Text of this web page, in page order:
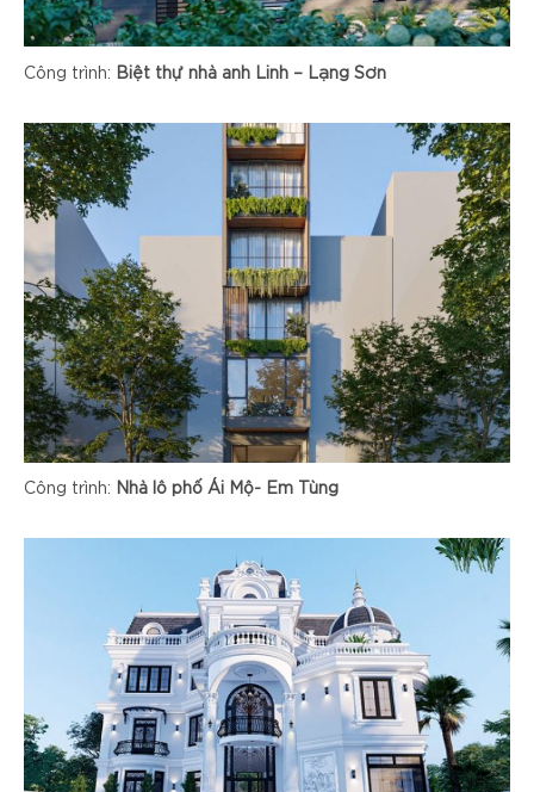
Công trình: Biệt thự nhà anh Linh – Lạng Sơn
Công trình: Nhà lô phố Ái Mộ- Em Tùng